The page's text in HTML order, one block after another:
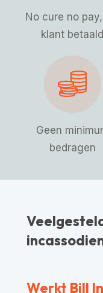
No cure no
klant betaald
Geen
bedragen
Werkt Bill